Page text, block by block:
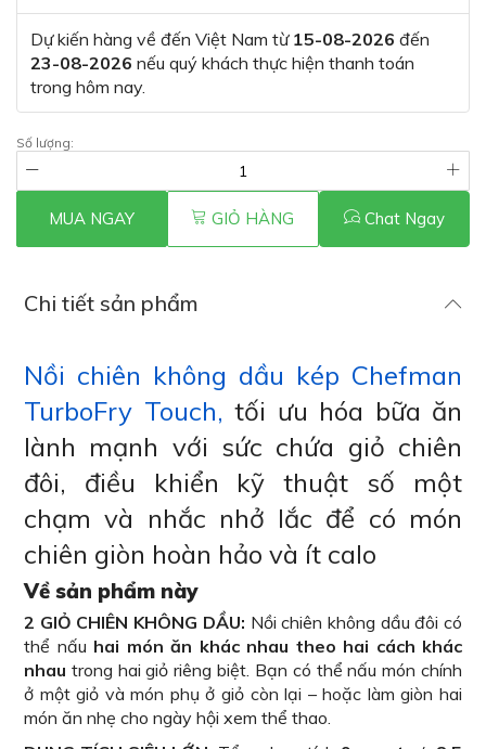
Dự kiến hàng về đến Việt Nam từ 15-08-2026 đến
23-08-2026 nếu quý khách thực hiện thanh toán
trong hôm nay.
Số lượng:
MUA NGAY GIỎ HÀNG Chat Ngay
Chi tiết sản phẩm
Nồi chiên không dầu kép Chefman
TurboFry Touch, tối ưu hóa bữa ăn
lành mạnh với sức chứa giỏ chiên
đôi, điều khiển kỹ thuật số một
chạm và nhắc nhở lắc để có món
chiên giòn hoàn hảo và ít calo
Về sản phẩm này
2 GIỎ CHIÊN KHÔNG DẦU: Nồi chiên không dầu đôi có
thể nấu hai món ăn khác nhau theo hai cách khác
nhau trong hai giỏ riêng biệt. Bạn có thể nấu món chính
ở một giỏ và món phụ ở giỏ còn lại – hoặc làm giòn hai
món ăn nhẹ cho ngày hội xem thể thao.